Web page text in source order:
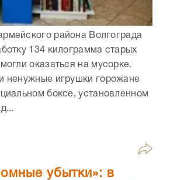
района Волгограда
134 килограмма старых
оказаться на мусорке.
ненужные игрушки горожане
боксе, установленном
убытки»: в